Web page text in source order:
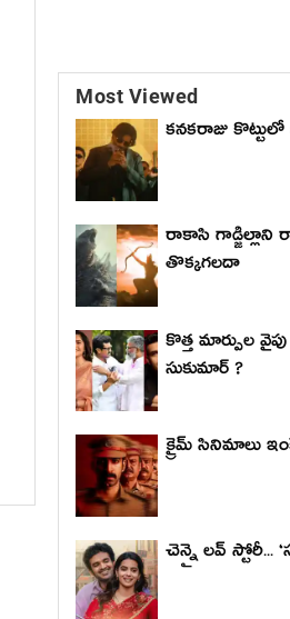
Most Viewed
కనకరాజు
రాకాసి
తొక్కగలదా
కొత్త మార్పుల
సుకుమార్ ?
క్రైమ్ సినిమాలు
చెన్నై లవ్ స్టోరీ...